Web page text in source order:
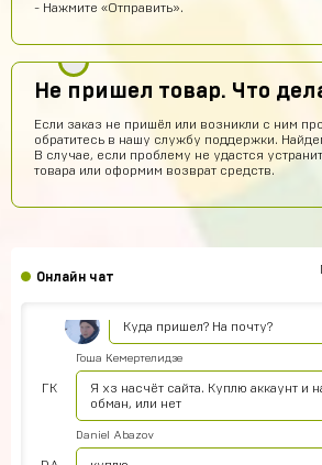
- Нажмите «Отправить».
Не пришел товар. Что
Если заказ не пришёл или возникли с ним
обратитесь в нашу службу поддержки.
В случае, если проблему не удастся
товара или оформим возврат средств.
Онлайн чат
Сайт просто супер
Топ4ik воще!)
Ilya
Куда пришел? На почту?
ГК
Гоша Кемертелидзе
Я хз насчёт сайта. Куплю аккаунт и
обман, или нет
Daniel Abazov